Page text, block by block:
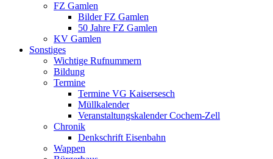
FZ Gamlen
Bilder FZ Gamlen
50 Jahre FZ Gamlen
KV Gamlen
Sonstiges
Wichtige Rufnummern
Bildung
Termine
Termine VG Kaisersesch
Müllkalender
Veranstaltungskalender Cochem-Zell
Chronik
Denkschrift Eisenbahn
Wappen